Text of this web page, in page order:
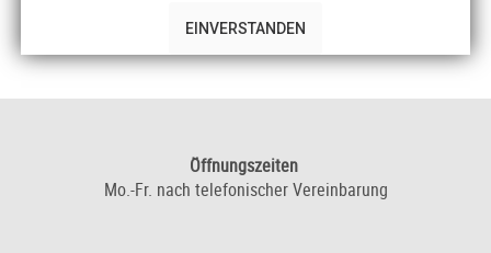
EINVERSTANDEN
Öffnungszeiten
Mo.-Fr. nach telefonischer Vereinbarung